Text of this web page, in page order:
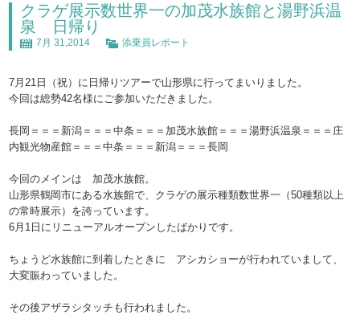
クラゲ展示数世界一の加茂水族館と湯野浜温
泉 日帰り
7月 31,2014 添乗員レポート
7月21日（祝）に日帰りツアーで山形県に行ってまいりました。
今回は総勢42名様にご参加いただきました。
長岡＝＝＝新潟＝＝＝中条＝＝＝加茂水族館＝＝＝湯野浜温泉＝＝＝庄
内観光物産館＝＝＝中条＝＝＝新潟＝＝＝長岡
今回のメインは 加茂水族館。
山形県鶴岡市にある水族館で、クラゲの展示種類数世界一（50種類以上
の常時展示）を誇っています。
6月1日にリニューアルオープンしたばかりです。
ちょうど水族館に到着したときに アシカショーが行われていまして、
大変賑わっていました。
その後アザラシタッチも行われました。